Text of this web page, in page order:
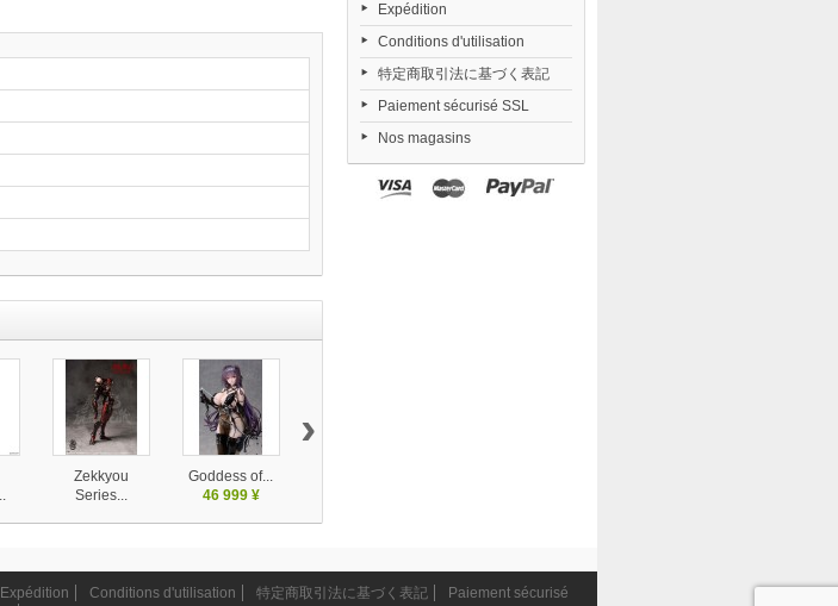
Zekkyou
Series...
Goddess of...
46 999 ¥
›
Expédition
Conditions d'utilisation
特定商取引法に基づく表記
Paiement sécurisé SSL
Nos magasins
Expédition Conditions d'utilisation 特定商取引法に基づく表記
Paiement sécurisé